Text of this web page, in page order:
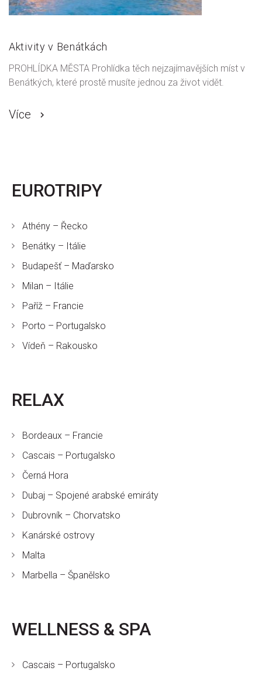
Aktivity v Benátkách
PROHLÍDKA MĚSTA Prohlídka těch nejzajímavějších míst v
Benátkých, které prostě musíte jednou za život vidět.
Více
EUROTRIPY
Athény – Řecko
Benátky – Itálie
Budapešť – Maďarsko
Milan – Itálie
Paříž – Francie
Porto – Portugalsko
Vídeň – Rakousko
RELAX
Bordeaux – Francie
Cascais – Portugalsko
Černá Hora
Dubaj – Spojené arabské emiráty
Dubrovník – Chorvatsko
Kanárské ostrovy
Malta
Marbella – Španělsko
WELLNESS & SPA
Cascais – Portugalsko